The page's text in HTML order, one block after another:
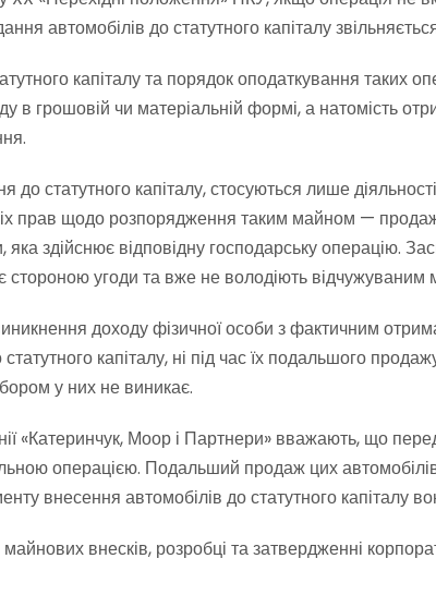
автомобілів до статутного капіталу
капіталу та порядок оподаткування таких
в грошовій чи матеріальній формі, а натомість
до статутного капіталу, стосуються лише
прав щодо розпорядження таким майном —
здійснює відповідну господарську операцію.
стороною угоди та вже не володіють відчужуваним
доходу фізичної особи з фактичним
статутного капіталу, ні під час їх подальшого
у них не виникає.
«Катеринчук, Моор і Партнери» вважають, що
операцією. Подальший продаж цих
внесення автомобілів до статутного капіталу
внесків, розробці та затвердженні